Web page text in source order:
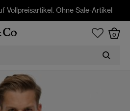
Vollpreisartikel. Ohne Sale-Artikel
0